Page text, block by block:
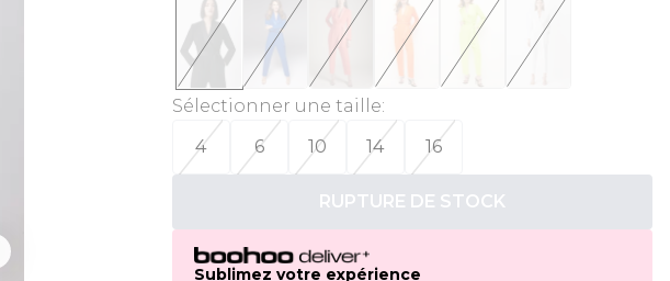
Sélectionner une taille:
4
6 10 14 16
RUPTURE DE STOCK
Sublimez votre expérience